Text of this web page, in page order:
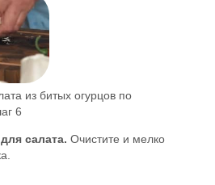
из битых огурцов по
6
салата. Очистите и мелко